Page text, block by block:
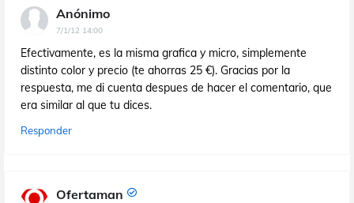
Anónimo
7/1/12 14:00
Efectivamente, es la misma grafica y micro, simplemente
distinto color y precio (te ahorras 25 €). Gracias por la
respuesta, me di cuenta despues de hacer el comentario, que
era similar al que tu dices.
Responder
Ofertaman